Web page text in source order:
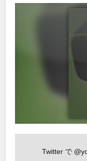
Twitter で